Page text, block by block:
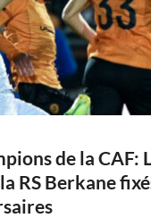
de la CAF:
RS Berkane